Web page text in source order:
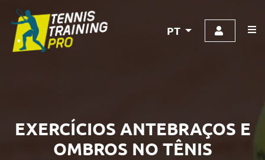
PT
EXERCÍCIOS ANTEBRAÇOS E
OMBROS NO TÊNIS